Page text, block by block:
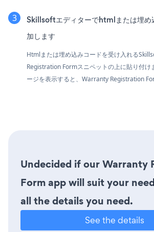
Skillsoftエディターでhtmlまたは埋め
加します
Htmlまたは埋め込みコードを受け入れる
Registration Formスニペットの上に貼り付け
ージを表示すると、Warranty Registration
Undecided if our Warranty
Form app will suit your
all the details you need.
See the details